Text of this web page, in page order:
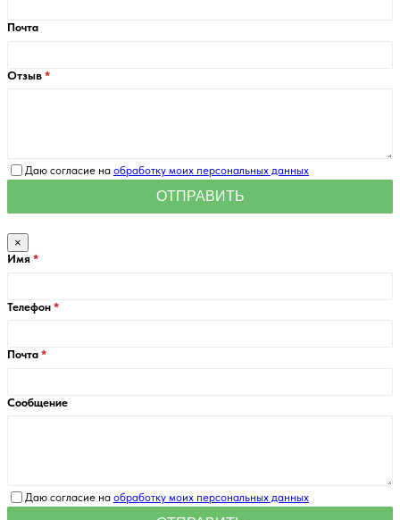
Почта
Отзыв
Даю согласие на обработку моих персональных данных
×
Имя
Телефон
Почта
Сообщение
Даю согласие на обработку моих персональных данных